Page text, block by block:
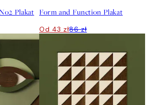
Plakat Form and Function Plakat
Od 43 zł86 zł